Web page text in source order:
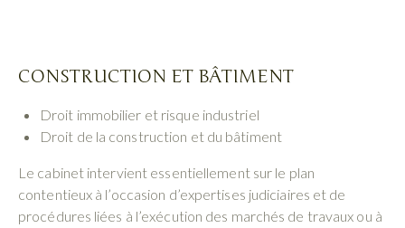
CONSTRUCTION ET BÂTIMENT
Droit immobilier et risque industriel
Droit de la construction et du bâtiment
Le cabinet intervient essentiellement sur le plan
contentieux à l’occasion d’expertises judiciaires et de
procédures liées à l’exécution des marchés de travaux ou à